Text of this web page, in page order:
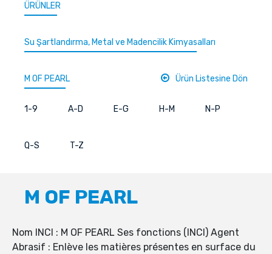
ÜRÜNLER
Su Şartlandırma, Metal ve Madencilik Kimyasalları
M OF PEARL Ürün Listesine Dön
1-9 A-D E-G H-M N-P
Q-S T-Z
M OF PEARL
Nom INCI : M OF PEARL Ses fonctions (INCI) Agent
Abrasif : Enlève les matières présentes en surface du